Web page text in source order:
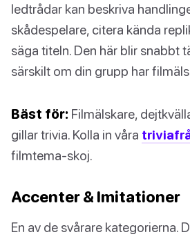
ledtrådar kan beskriva
skådespelare, citera kända
säga titeln. Den här blir snabbt
särskilt om din grupp har
Bäst för: Filmälskare,
gillar trivia. Kolla in våra
filmtema-skoj.
Accenter & Imitationer
En av de svårare kategorierna.